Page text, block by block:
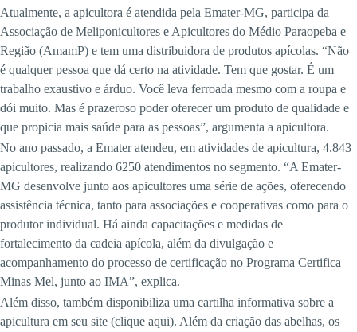
Atualmente, a apicultora é atendida pela Emater-MG, participa da
Associação de Meliponicultores e Apicultores do Médio Paraopeba e
Região (AmamP) e tem uma distribuidora de produtos apícolas. “Não
é qualquer pessoa que dá certo na atividade. Tem que gostar. É um
trabalho exaustivo e árduo. Você leva ferroada mesmo com a roupa e
dói muito. Mas é prazeroso poder oferecer um produto de qualidade e
que propicia mais saúde para as pessoas”, argumenta a apicultora.
No ano passado, a Emater atendeu, em atividades de apicultura, 4.843
apicultores, realizando 6250 atendimentos no segmento. “A Emater-
MG desenvolve junto aos apicultores uma série de ações, oferecendo
assistência técnica, tanto para associações e cooperativas como para o
produtor individual. Há ainda capacitações e medidas de
fortalecimento da cadeia apícola, além da divulgação e
acompanhamento do processo de certificação no Programa Certifica
Minas Mel, junto ao IMA”, explica.
Além disso, também disponibiliza uma cartilha informativa sobre a
apicultura em seu site (clique aqui). Além da criação das abelhas, os